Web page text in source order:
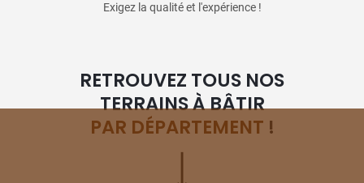
Exigez la qualité et l'expérience !
RETROUVEZ TOUS NOS
TERRAINS À BÂTIR
PAR DÉPARTEMENT !